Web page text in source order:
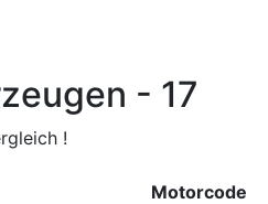
- 17
!
Motorcode